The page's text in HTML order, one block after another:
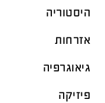
היסטוריה
אזרחות
גיאוגרפיה
פיזיקה